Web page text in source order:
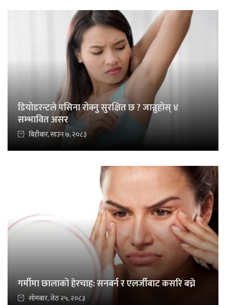
डियोडरन्टले पसिना रोक्नु सुरक्षित छ ? जान्नुहोस् ४
सम्भावित असर
बिहीबार, साउन ७, २०८३
गर्मीमा छालाको हेरचाह: सनबर्न र एलर्जीबाट कसरि बच्ने
सोमबार, जेठ २५, २०८३